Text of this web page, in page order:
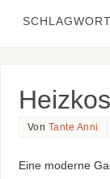
Von Tante Anni
Eine moderne